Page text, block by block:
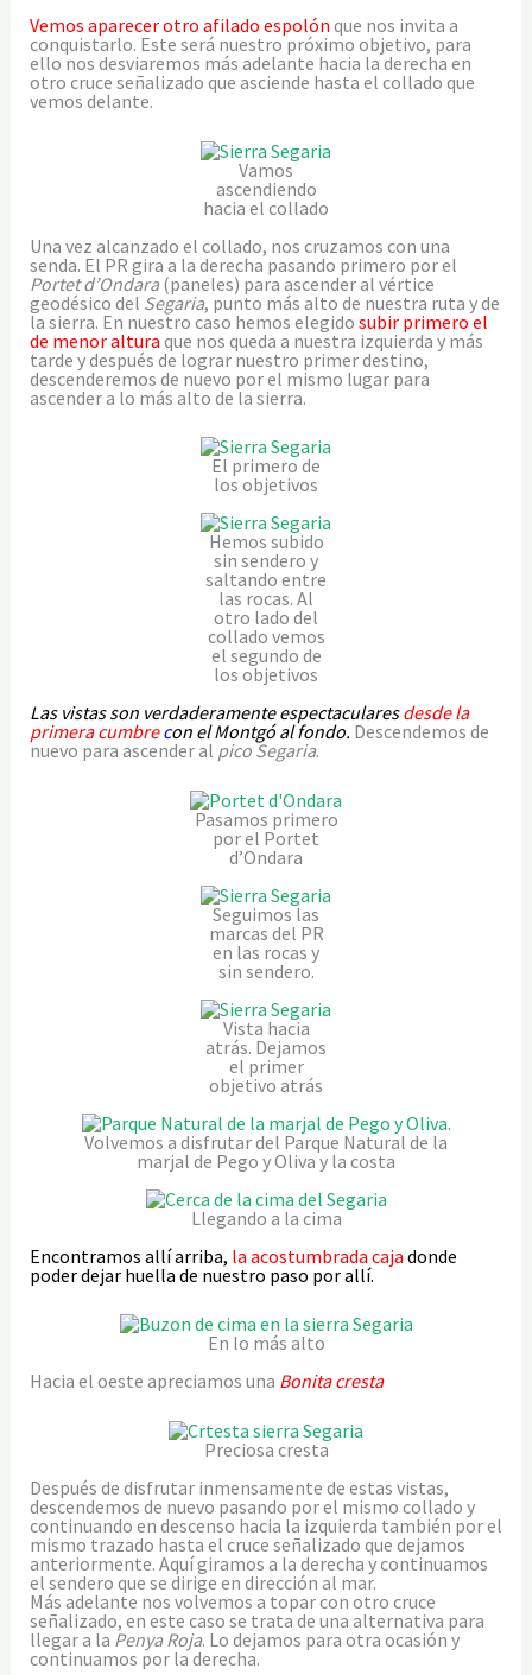
Vemos aparecer otro afilado espolón que nos invita a
conquistarlo. Este será nuestro próximo objetivo, para
ello nos desviaremos más adelante hacia la derecha en
otro cruce señalizado que asciende hasta el collado que
vemos delante.
Vamos
ascendiendo
hacia el collado
Una vez alcanzado el collado, nos cruzamos con una
senda. El PR gira a la derecha pasando primero por el
Portet d’Ondara(paneles) para ascender al vértice
geodésico del Segaria, punto más alto de nuestra ruta y de
la sierra. En nuestro caso hemos elegido subir primero el
de menor altura que nos queda a nuestra izquierda y más
tarde y después de lograr nuestro primer destino,
descenderemos de nuevo por el mismo lugar para
ascender a lo más alto de la sierra.
El primero de
los objetivos
Hemos subido
sin sendero y
saltando entre
las rocas. Al
otro lado del
collado vemos
el segundo de
los objetivos
Las vistas son verdaderamente espectaculares desde la
primera cumbre con el Montgó al fondo. Descendemos de
nuevo para ascender al pico Segaria.
Pasamos primero
por el Portet
d’Ondara
Seguimos las
marcas del PR
en las rocas y
sin sendero.
Vista hacia
atrás. Dejamos
el primer
objetivo atrás
Volvemos a disfrutar del Parque Natural de la
marjal de Pego y Oliva y la costa
Llegando a la cima
Encontramos allí arriba, la acostumbrada caja donde
poder dejar huella de nuestro paso por allí.
En lo más alto
Hacia el oeste apreciamos una Bonita cresta
Preciosa cresta
Después de disfrutar inmensamente de estas vistas,
descendemos de nuevo pasando por el mismo collado y
continuando en descenso hacia la izquierda también por el
mismo trazado hasta el cruce señalizado que dejamos
anteriormente. Aquí giramos a la derecha y continuamos
el sendero que se dirige en dirección al mar.
Más adelante nos volvemos a topar con otro cruce
señalizado, en este caso se trata de una alternativa para
llegar a la Penya Roja. Lo dejamos para otra ocasión y
continuamos por la derecha.